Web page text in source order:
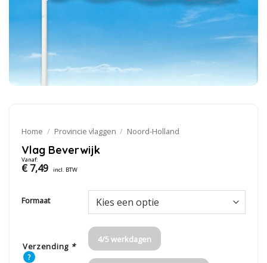
Home / Provincie vlaggen / Noord-Holland
Vlag Beverwijk
Vanaf:
€7,49 incl. BTW
Formaat
Verzending *
?
4/5 werkdagen